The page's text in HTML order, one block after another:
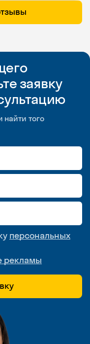
заявку
того
персональных
рекламы